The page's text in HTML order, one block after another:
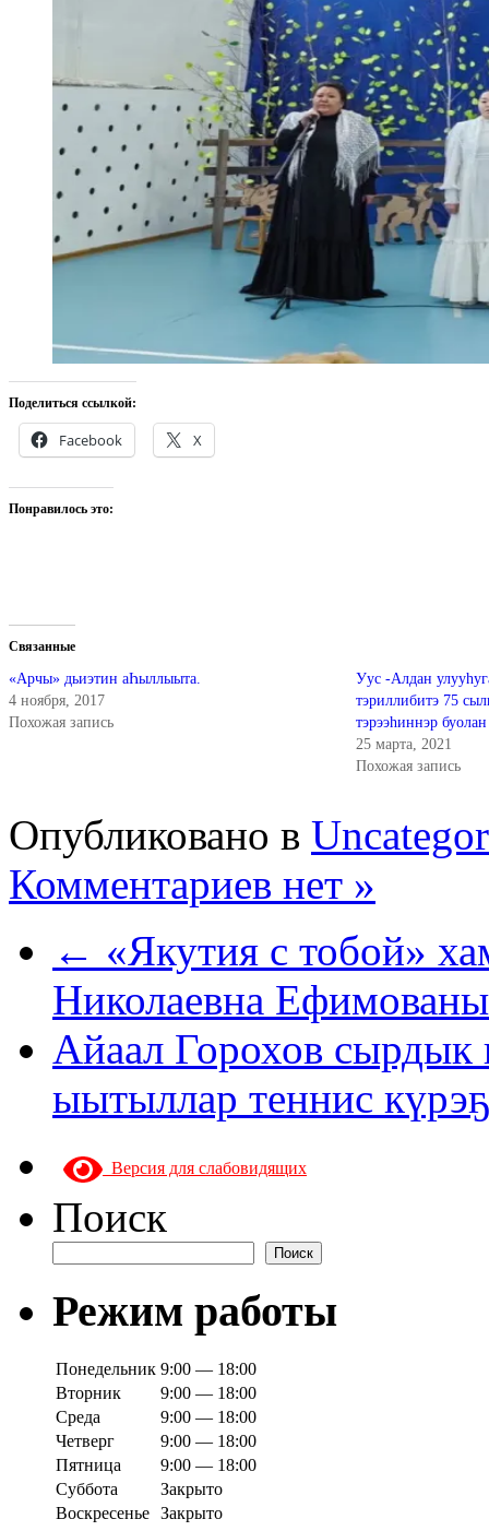
Поделиться ссылкой:
Facebook X
Понравилось это:
Связанные
«Арчы» дьиэтин аҺыллыыта.
4 ноября, 2017
Похожая запись
Уус -Алдан
тэриллибитэ 75
тэрээһиннэр
25 марта, 2021
Похожая запись
Опубликовано в
Комментариев нет »
← «Якутия с тобой»
Николаевна
Айаал Горохов сырдык
ыытыллар теннис
Версия для слабовидящих
Поиск
Поиск
Режим работы
Понедельник 9:00 — 18:00
Вторник
9:00 — 18:00
Среда
9:00 — 18:00
Четверг
9:00 — 18:00
Пятница
9:00 — 18:00
Суббота
Закрыто
Воскресенье Закрыто